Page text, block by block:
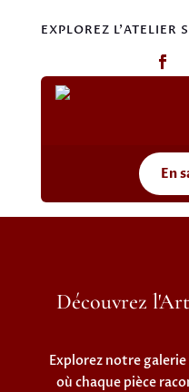
EXPLOREZ L'ATELIER
En
Découvrez
Explorez notre
où chaque pièce